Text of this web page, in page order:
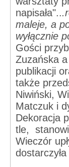
napisała"..
maleje, a
wyłącznie
Gości
Zuzańska
publikacji
także
Niwiński,
Matczuk i
Dekoracja
tle,
Wieczór